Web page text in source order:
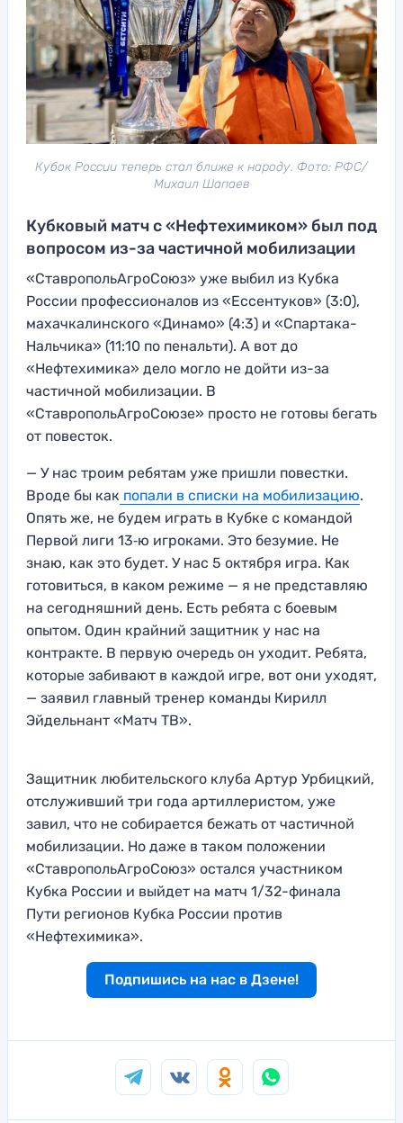
Кубок России теперь стал ближе к народу. Фото: РФС/
Михаил Шапаев
Кубковый матч с «Нефтехимиком» был под
вопросом из-за частичной мобилизации
«СтавропольАгроСоюз» уже выбил из Кубка
России профессионалов из «Ессентуков» (3:0),
махачкалинского «Динамо» (4:3) и «Спартака-
Нальчика» (11:10 по пенальти). А вот до
«Нефтехимика» дело могло не дойти из-за
частичной мобилизации. В
«СтавропольАгроСоюзе» просто не готовы бегать
от повесток.
— У нас троим ребятам уже пришли повестки.
Вроде бы как попали в списки на мобилизацию.
Опять же, не будем играть в Кубке с командой
Первой лиги 13‑ю игроками. Это безумие. Не
знаю, как это будет. У нас 5 октября игра. Как
готовиться, в каком режиме — я не представляю
на сегодняшний день. Есть ребята с боевым
опытом. Один крайний защитник у нас на
контракте. В первую очередь он уходит. Ребята,
которые забивают в каждой игре, вот они уходят,
— заявил главный тренер команды Кирилл
Эйдельнант «Матч ТВ».
Защитник любительского клуба Артур Урбицкий,
отслуживший три года артиллеристом, уже
завил, что не собирается бежать от частичной
мобилизации. Но даже в таком положении
«СтавропольАгроСоюз» остался участником
Кубка России и выйдет на матч 1/32-финала
Пути регионов Кубка России против
«Нефтехимика».
Подпишись на нас в Дзене!